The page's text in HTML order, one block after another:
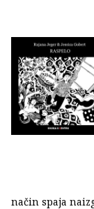
način spaja